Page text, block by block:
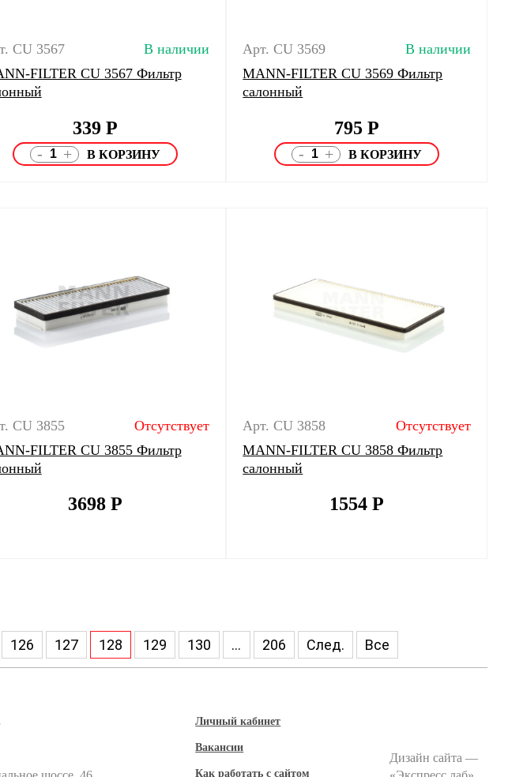
CU 3567
В наличии
FILTER CU 3567 Фильтр
339Р
- +
Арт. CU 3569
В наличии
MANN-FILTER CU 3569 Фильтр
салонный
795Р
- +
CU 3855
Отсутствует
FILTER CU 3855 Фильтр
3698Р
Арт. CU 3858
Отсутствует
MANN-FILTER CU 3858 Фильтр
салонный
1554Р
126 127 128 129 130 ... 206 След. Все
Личный кабинет
Вакансии
Как работать с сайтом
Дизайн сайта —